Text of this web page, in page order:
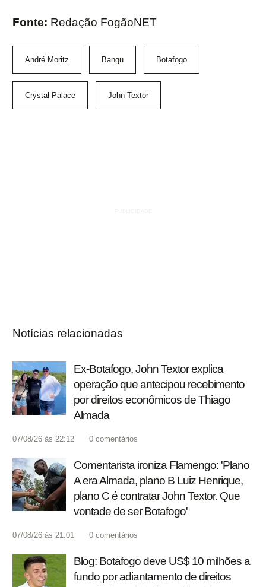
Fonte: Redação FogãoNET
André Moritz Bangu Botafogo
Crystal Palace John Textor
Notícias relacionadas
Ex-Botafogo, John Textor explica
operação que antecipou recebimento
por direitos econômicos de Thiago
Almada
07/08/26 às 22:12 0 comentários
Comentarista ironiza Flamengo: 'Plano
A era Almada, plano B Luiz Henrique,
plano C é contratar John Textor. Que
vontade de ser Botafogo'
07/08/26 às 21:01 0 comentários
Blog: Botafogo deve US$ 10 milhões a
fundo por adiantamento de direitos